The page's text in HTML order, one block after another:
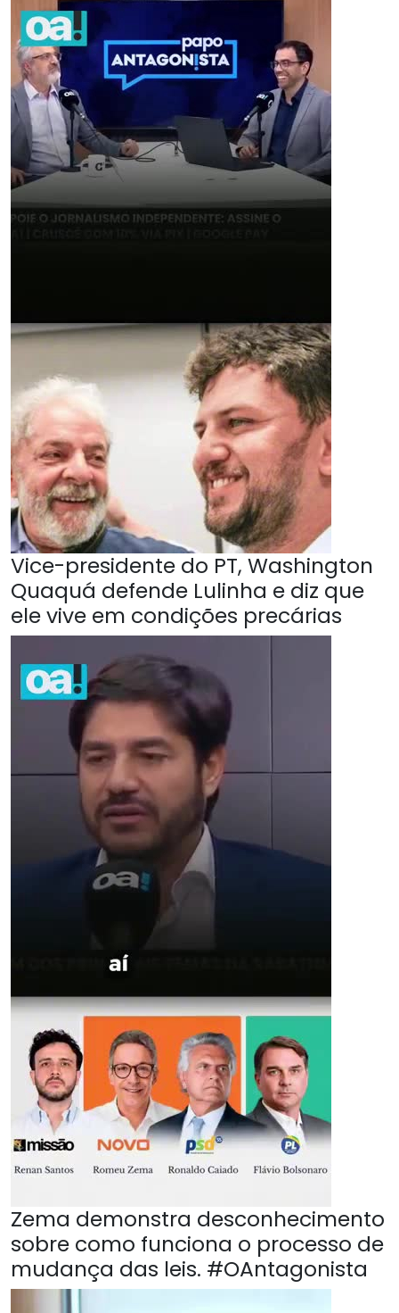
Vice-presidente do PT, Washington
Quaquá defende Lulinha e diz que
ele vive em condições precárias
Zema demonstra desconhecimento
sobre como funciona o processo de
mudança das leis. #OAntagonista